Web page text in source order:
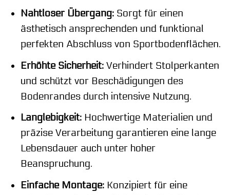
Nahtloser Übergang:Sorgt für einen
ästhetisch ansprechenden und funktional
perfekten Abschluss von Sportbodenflächen.
Erhöhte Sicherheit:Verhindert Stolperkanten
und schützt vor Beschädigungen des
Bodenrandes durch intensive Nutzung.
Langlebigkeit:Hochwertige Materialien und
präzise Verarbeitung garantieren eine lange
Lebensdauer auch unter hoher
Beanspruchung.
Einfache Montage:Konzipiert für eine